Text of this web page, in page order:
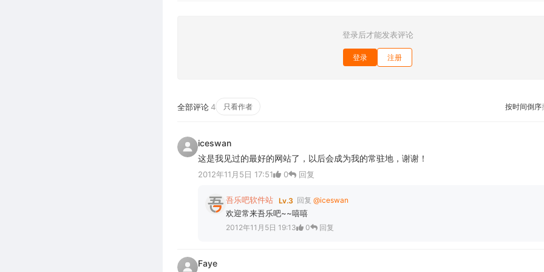
登录后才能发表评论
登录 注册
全部评论4 只看作者 按时间倒序
iceswan
这是我见过的最好的网站了，以后会成为我的常驻地，谢谢！
2012年11月5日 17:51 0 回复
吾乐吧软件站 Lv.3 回复 @iceswan
欢迎常来吾乐吧~~嘻嘻
2012年11月5日 19:13 0 回复
Faye